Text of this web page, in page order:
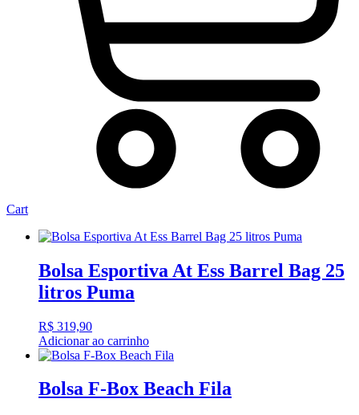
Cart
Bolsa Esportiva At Ess Barrel Bag 25
litros Puma
R$ 319,90
Adicionar ao carrinho
Bolsa F-Box Beach Fila